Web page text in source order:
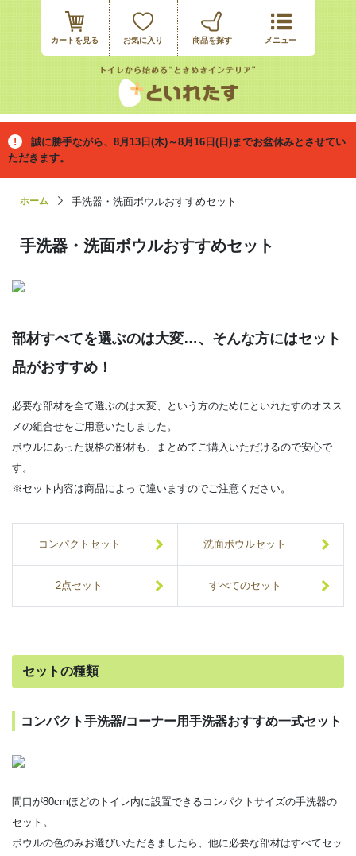
カートを見る お気に入り
誠に勝手ながら、8月13日(木)～8月16日(日)までお盆休みとさせてい
ただきます。
ホーム 手洗器・洗面ボウルおすすめセット
手洗器・洗面ボウルおすすめセット
部材すべてを選ぶのは大変…、そんな方にはセット
品がおすすめ！
必要な部材を全て選ぶのは大変、という方のためにといれたすのオスス
メの組合せをご用意いたしました。
ボウルにあった規格の部材も、まとめてご購入いただけるので安心で
す。
※セット内容は商品によって違いますのでご注意ください。
コンパクトセット 洗面ボウルセット
2点セット すべてのセット
セットの種類
コンパクト手洗器/コーナー用手洗器おすすめ一式セット
間口が80cmほどのトイレ内に設置できるコンパクトサイズの手洗器の
セット。
ボウルの色のみお選びいただきましたら、他に必要な部材はすべてセッ